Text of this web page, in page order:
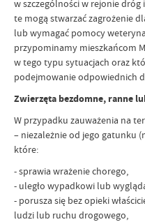
w szczególności w rejonie
te mogą stwarzać zagrożenie
lub wymagać pomocy
przypominamy mieszkańcom
w tego typu sytuacjach oraz
podejmowanie odpowiednich
Zwierzęta bezdomne, ranne
W przypadku zauważenia na
– niezależnie od jego gatunku
które:
- sprawia wrażenie chorego,
- uległo wypadkowi lub
- porusza się bez opieki
ludzi lub ruchu drogowego,